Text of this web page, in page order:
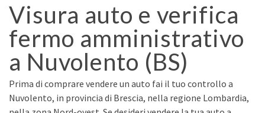
Visura auto e verifica
fermo amministrativo
a Nuvolento (BS)
Prima di comprare vendere un auto fai il tuo controllo a
Nuvolento, in provincia di Brescia, nella regione Lombardia,